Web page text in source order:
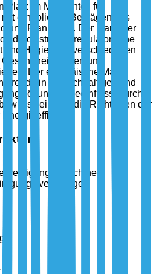
Platz im Marktanteil für
mit erheblichen Beiträgen aus
und Frankreich. Der Markt der
durch strenge regulatorische
und Hygiene in verschiedenen
und
Der europäische Markt
Trend hin zu nachhaltigen und
beeinflusst durch
und die Richtlinien der